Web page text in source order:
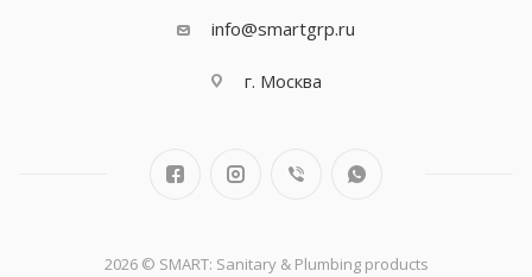
info@smartgrp.ru
г. Москва
2026 © SMART: Sanitary & Plumbing products